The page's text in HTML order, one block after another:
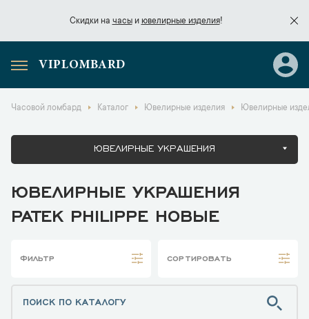
Скидки на часыи ювелирные изделия!
Скидки начасы
VIPLOMBARD
Часовой ломбард Каталог Ювелирные изделия Ювелирные
ЮВЕЛИРНЫЕ УКРАШЕНИЯ
ЮВЕЛИРНЫЕ УКРАШЕНИЯ
PATEK PHILIPPE НОВЫЕ
ФИЛЬТР СОРТИРОВАТЬ